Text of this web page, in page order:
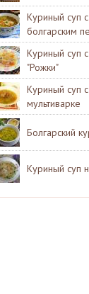
Куриный суп
болгарским
Куриный суп
"Рожки"
Куриный суп
мультиварке
Болгарский
Куриный суп